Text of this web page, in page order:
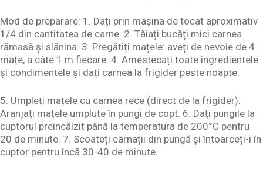
Mod de preparare: 1. Dați prin mașina de tocat aproximativ
1/4 din cantitatea de carne. 2. Tăiați bucăți mici carnea
rămasă și slănina. 3. Pregătiți mațele: aveți de nevoie de 4
mațe, a câte 1 m fiecare. 4. Amestecați toate ingredientele
și condimentele și dați carnea la frigider peste noapte.
5. Umpleți mațele cu carnea rece (direct de la frigider).
Aranjați mațele umplute în pungi de copt. 6. Dați pungile la
cuptorul preîncălzit până la temperatura de 200°C pentru
20 de minute. 7. Scoateți cârnații din pungă și întoarceți-i în
cuptor pentru încă 30-40 de minute.